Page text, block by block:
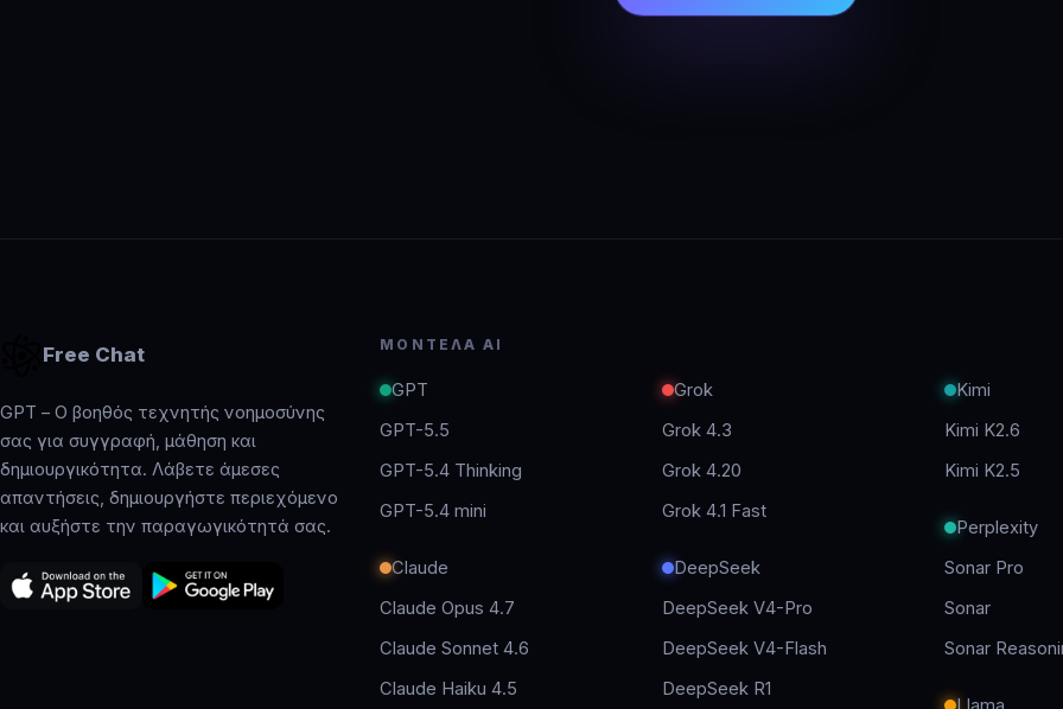
Free Chat
GPT – Ο βοηθός τεχνητής νοημοσύνης
σας για συγγραφή, μάθηση και
δημιουργικότητα. Λάβετε άμεσες
απαντήσεις, δημιουργήστε περιεχόμενο
και αυξήστε την παραγωγικότητά σας.
ΜΟΝΤΈΛΑ AI
GPT
GPT-5.5
GPT-5.4 Thinking
GPT-5.4 mini
Claude
Claude Opus 4.7
Claude Sonnet 4.6
Claude Haiku 4.5
Grok
Grok 4.3
Grok 4.20
Grok 4.1 Fast
DeepSeek
DeepSeek V4-Pro
DeepSeek V4-Flash
DeepSeek R1
Kimi
Kimi K2.6
Kimi K2.5
Perplexity
Sonar Pro
Sonar
Sonar